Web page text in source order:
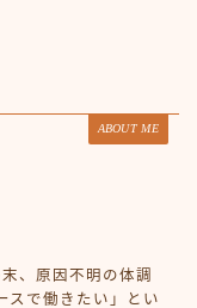
ABOUT ME
、原因不明の体調
スで働きたい」とい